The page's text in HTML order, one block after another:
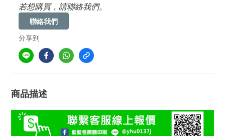
若想購買，請聯絡我們。
聯絡我們
分享到
商品描述